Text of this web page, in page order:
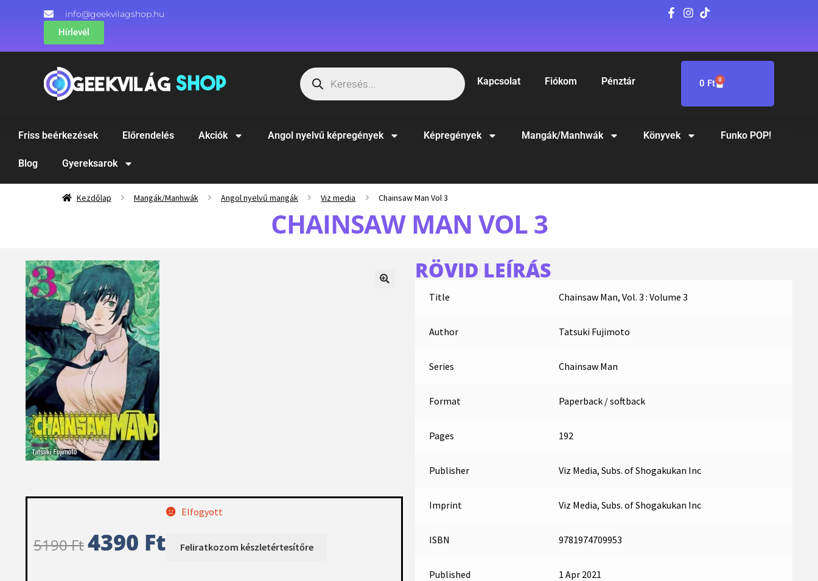
info@geekvilagshop.hu
Hírlevél
Kapcsolat Fiókom Pénztár 0 Ft 0
Friss beérkezések Előrendelés Akciók Angol nyelvű képregények Képregények Mangák/Manhwák Könyvek Funko POP!
Blog Gyereksarok
Kezdőlap Mangák/Manhwák Angol nyelvű mangák Viz media Chainsaw Man Vol 3
CHAINSAW MAN VOL 3
5190Ft4390 Ft
Elfogyott
RÖVID LEÍRÁS
Title Chainsaw Man, Vol. 3 : Volume 3
Author Tatsuki Fujimoto
Series Chainsaw Man
Format Paperback / softback
Pages 192
Publisher Viz Media, Subs. of Shogakukan Inc
Imprint Viz Media, Subs. of Shogakukan Inc
ISBN 9781974709953
Published 1 Apr 2021